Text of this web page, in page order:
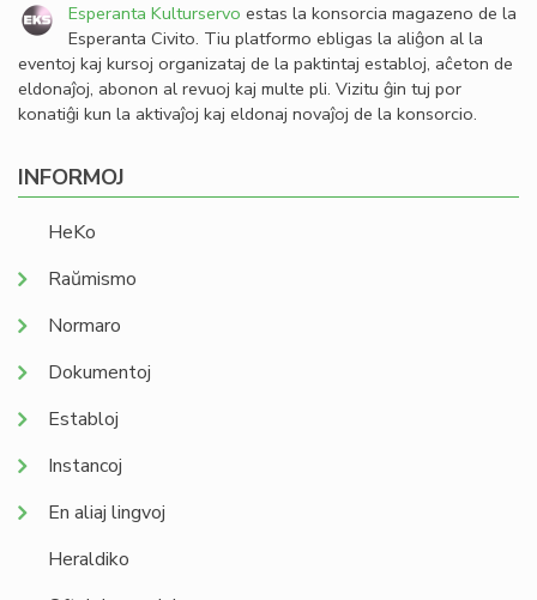
Esperanta Kulturservo estas la konsorcia magazeno de la
Esperanta Civito. Tiu platformo ebligas la aliĝon al la
eventoj kaj kursoj organizataj de la paktintaj establoj, aĉeton de
eldonaĵoj, abonon al revuoj kaj multe pli. Vizitu ĝin tuj por
konatiĝi kun la aktivaĵoj kaj eldonaj novaĵoj de la konsorcio.
INFORMOJ
HeKo
Raŭmismo
Normaro
Dokumentoj
Establoj
Instancoj
En aliaj lingvoj
Heraldiko